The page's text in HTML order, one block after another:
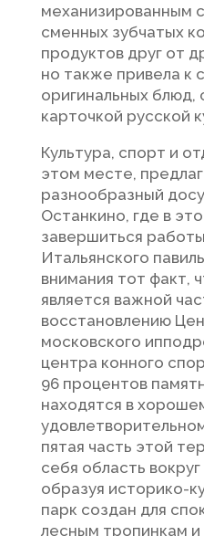
механизированным
сменных зубчатых
продуктов друг от
но также привела к
оригинальных блюд,
карточкой русской
Культура, спорт и
этом месте,
разнообразный
Останкино, где в
завершиться
Итальянского
внимания тот факт,
является важной
восстановлению
московского
центра конного
96 процентов
находятся в
пятая часть этой
себя область
образуя историко-
парк создан для
лесным тропинкам и